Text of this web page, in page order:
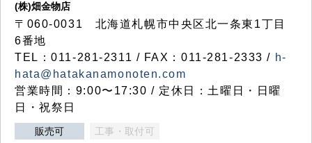
(株)畑金物店
〒060-0031 北海道札幌市中央区北一条東1丁目
6番地
TEL：011-281-2311 / FAX：011-281-2333 / h-
hata@hatakanamonoten.com
営業時間：9:00〜17:30 / 定休日：土曜日・日曜
日・祝祭日
販売可 工事・取付可